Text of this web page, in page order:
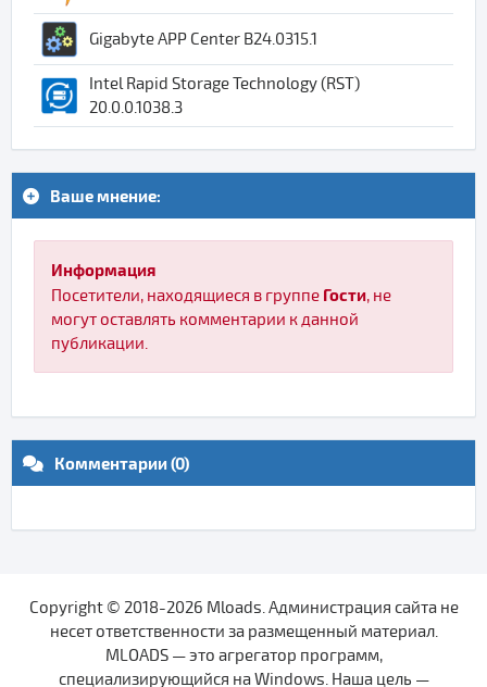
Gigabyte APP Center B24.0315.1
Intel Rapid Storage Technology (RST)
20.0.0.1038.3
Ваше мнение:
Информация
Посетители, находящиеся в группе Гости, не
могут оставлять комментарии к данной
публикации.
Комментарии (0)
Copyright © 2018-2026 Mloads. Администрация сайта не
несет ответственности за размещенный материал.
MLOADS — это агрегатор программ,
специализирующийся на Windows. Наша цель —